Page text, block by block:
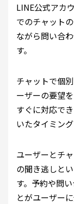
LINE公式アカ
でのチャット
ながら問い合
す。
チャットで個
ーザーの要望
すぐに対応で
いたタイミン
ユーザーとチ
の聞き逃しと
す。予約や問
とがユーザー